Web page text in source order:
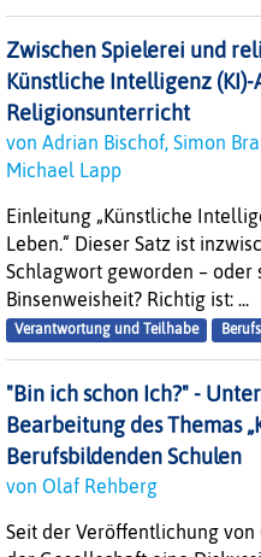
Zwischen Spielerei und
Künstliche Intelligenz
Religionsunterricht
von Adrian Bischof, Simon
Michael Lapp
Einleitung „Künstliche
Leben.“ Dieser Satz ist
Schlagwort geworden –
Binsenweisheit? Richtig ist: ...
Verantwortung und Teilhabe
"Bin ich schon Ich?" -
Bearbeitung des Themas
Berufsbildenden Schulen
von Olaf Rehberg
Seit der Veröffentlichung von